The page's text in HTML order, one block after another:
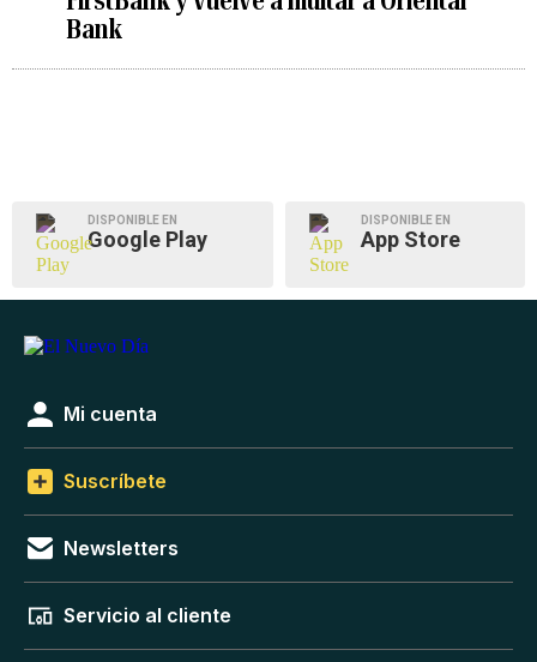
Bank
DISPONIBLE EN
Google Play
DISPONIBLE EN
App Store
Mi cuenta
Suscríbete
Newsletters
Servicio al cliente